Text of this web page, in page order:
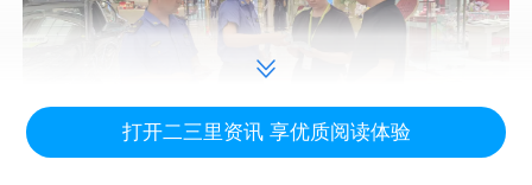
打开二三里资讯 享优质阅读体验